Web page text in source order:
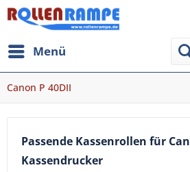
Menü
Canon P 40DII
Passende Kassenrollen für
Kassendrucker